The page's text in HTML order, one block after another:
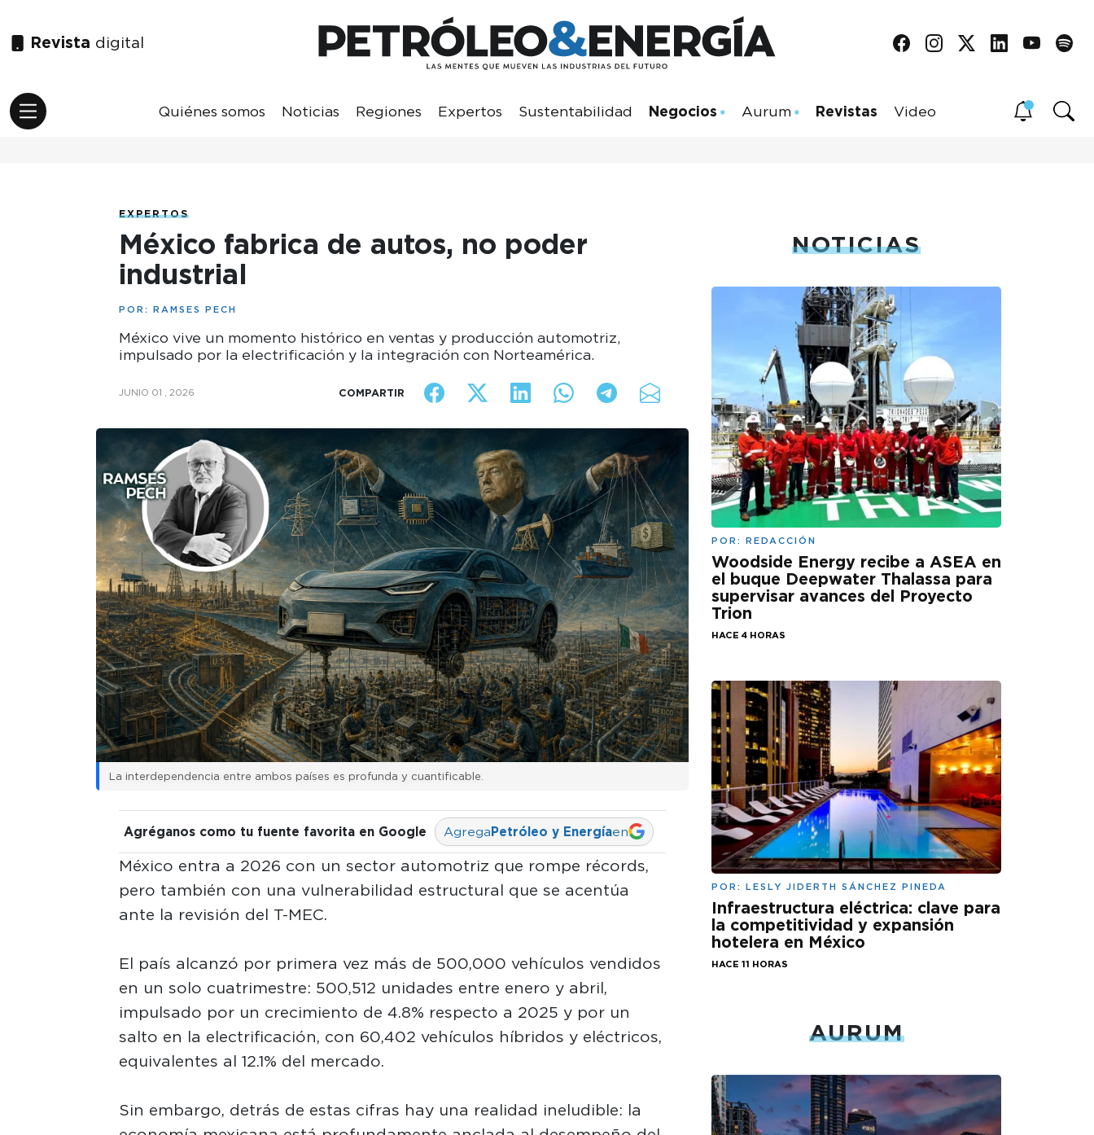
Revista digital
Quiénes somos Noticias Regiones Expertos Sustentabilidad Negocios Aurum Revistas Video
EXPERTOS
México fabrica de autos, no poder
industrial
POR: RAMSES PECH
México vive un momento histórico en ventas y producción automotriz,
impulsado por la electrificación y la integración con Norteamérica.
JUNIO 01 , 2026 COMPARTIR
La interdependencia entre ambos países es profunda y cuantificable.
Agréganos como tu fuente favorita en Google AgregaPetróleo y Energíaen
México entra a 2026 con un sector automotriz que rompe récords,
pero también con una vulnerabilidad estructural que se acentúa
ante la revisión del T-MEC.
El país alcanzó por primera vez más de 500,000 vehículos vendidos
en un solo cuatrimestre: 500,512 unidades entre enero y abril,
impulsado por un crecimiento de 4.8% respecto a 2025 y por un
salto en la electrificación, con 60,402 vehículos híbridos y eléctricos,
equivalentes al 12.1% del mercado.
Sin embargo, detrás de estas cifras hay una realidad ineludible: la
NOTICIAS
POR: REDACCIÓN
Woodside Energy recibe a ASEA en
el buque Deepwater Thalassa para
supervisar avances del Proyecto
Trion
HACE 4 HORAS
POR: LESLY JIDERTH SÁNCHEZ PINEDA
Infraestructura eléctrica: clave para
la competitividad y expansión
hotelera en México
HACE 11 HORAS
AURUM